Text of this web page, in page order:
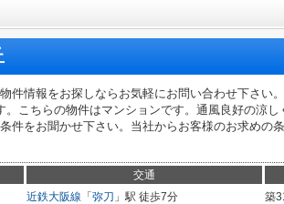
件情報をお探しならお気軽にお問い合わせ下さい
。こちらの物件はマンションです。通風良好の涼
件をお聞かせ下さい。当社からお客様のお求めの
交通
近鉄大阪線 「 弥刀 」駅 徒歩7分
築